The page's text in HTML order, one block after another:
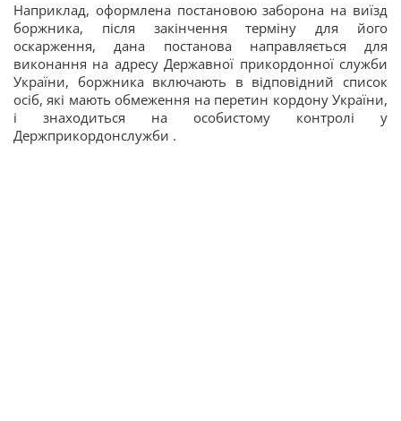
Наприклад, оформлена постановою заборона на виїзд
боржника, після закінчення терміну для його
оскарження, дана постанова направляється для
виконання на адресу Державної прикордонної служби
України, боржника включають в відповідний список
осіб, які мають обмеження на перетин кордону України,
і знаходиться на особистому контролі у
Держприкордонслужби .